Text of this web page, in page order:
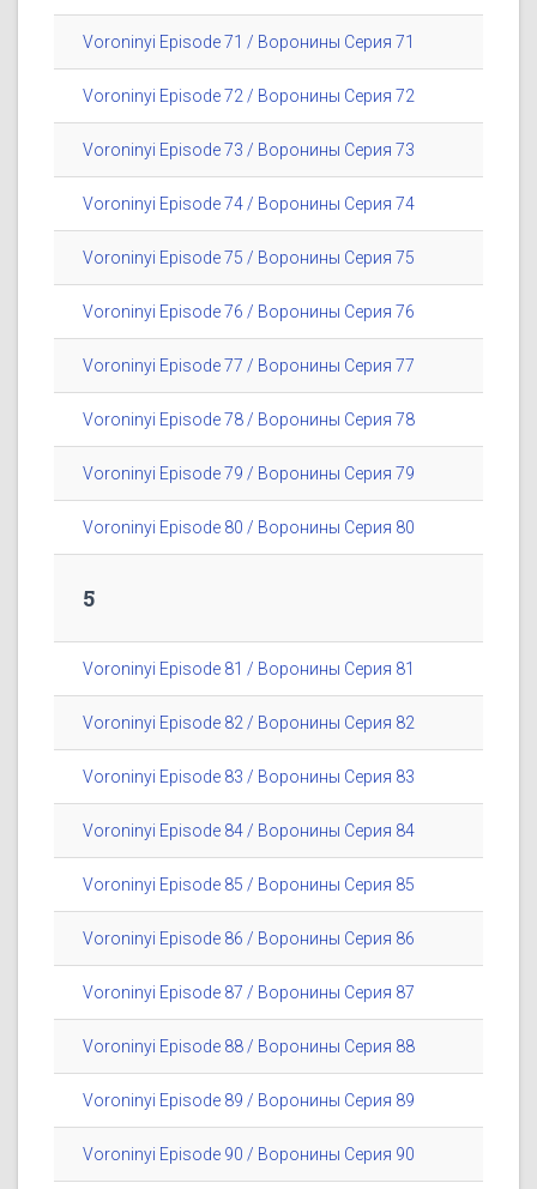
Voroninyi Episode 71 / Воронины Серия 71
Voroninyi Episode 72 / Воронины Серия 72
Voroninyi Episode 73 / Воронины Серия 73
Voroninyi Episode 74 / Воронины Серия 74
Voroninyi Episode 75 / Воронины Серия 75
Voroninyi Episode 76 / Воронины Серия 76
Voroninyi Episode 77 / Воронины Серия 77
Voroninyi Episode 78 / Воронины Серия 78
Voroninyi Episode 79 / Воронины Серия 79
Voroninyi Episode 80 / Воронины Серия 80
5
Voroninyi Episode 81 / Воронины Серия 81
Voroninyi Episode 82 / Воронины Серия 82
Voroninyi Episode 83 / Воронины Серия 83
Voroninyi Episode 84 / Воронины Серия 84
Voroninyi Episode 85 / Воронины Серия 85
Voroninyi Episode 86 / Воронины Серия 86
Voroninyi Episode 87 / Воронины Серия 87
Voroninyi Episode 88 / Воронины Серия 88
Voroninyi Episode 89 / Воронины Серия 89
Voroninyi Episode 90 / Воронины Серия 90